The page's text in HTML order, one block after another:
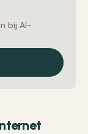
bij AI-